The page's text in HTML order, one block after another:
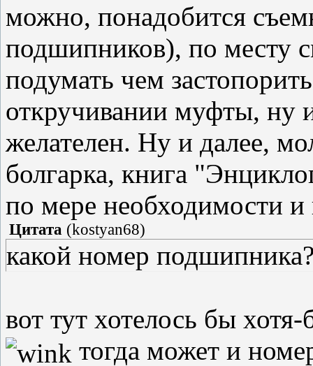
можно, понадобится
подшипников), по месту
подумать чем
откручивании муфты, ну
желателен. Ну и далее,
болгарка, книга
по мере необходимости
Цитата (kostyan68)
какой номер
вот тут хотелось бы
тогда может и